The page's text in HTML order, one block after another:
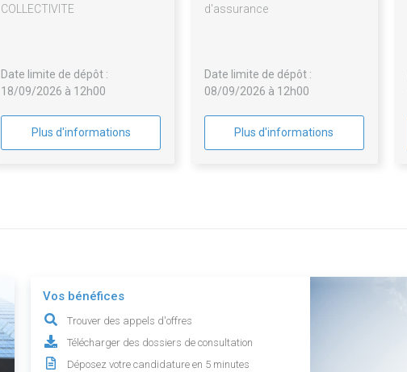
COLLECTIVITE
Date limite de dépôt :
18/09/2026 à 12h00
Plus d'informations
d'assurance
Date limite de dépôt :
08/09/2026 à 12h00
Plus d'informations
Vos bénéfices
Trouver des appels d'offres
Télécharger des dossiers de consultation
Déposez votre candidature en 5 minutes